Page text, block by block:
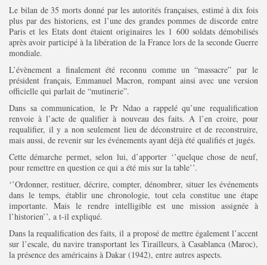
Le bilan de 35 morts donné par les autorités françaises, estimé à dix fois
plus par des historiens, est l’une des grandes pommes de discorde entre
Paris et les Etats dont étaient originaires les 1 600 soldats démobilisés
après avoir participé à la libération de la France lors de la seconde Guerre
mondiale.
L’évènement a finalement été reconnu comme un “massacre” par le
président français, Emmanuel Macron, rompant ainsi avec une version
officielle qui parlait de “mutinerie”.
Dans sa communication, le Pr Ndao a rappelé qu’une requalification
renvoie à l’acte de qualifier à nouveau des faits. A l’en croire, pour
requalifier, il y a non seulement lieu de déconstruire et de reconstruire,
mais aussi, de revenir sur les événements ayant déjà été qualifiés et jugés.
Cette démarche permet, selon lui, d’apporter ‘’quelque chose de neuf,
pour remettre en question ce qui a été mis sur la table’’.
‘’Ordonner, restituer, décrire, compter, dénombrer, situer les événements
dans le temps, établir une chronologie, tout cela constitue une étape
importante. Mais le rendre intelligible est une mission assignée à
l’historien’’, a t-il expliqué.
Dans la requalification des faits, il a proposé de mettre également l’accent
sur l’escale, du navire transportant les Tirailleurs, à Casablanca (Maroc),
la présence des américains à Dakar (1942), entre autres aspects.